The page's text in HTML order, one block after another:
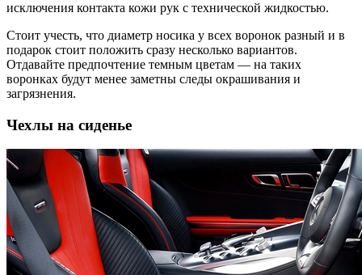
исключения контакта кожи рук с технической жидкостью.
Стоит учесть, что диаметр носика у всех воронок разный и в
подарок стоит положить сразу несколько вариантов.
Отдавайте предпочтение темным цветам — на таких
воронках будут менее заметны следы окрашивания и
загрязнения.
Чехлы на сиденье